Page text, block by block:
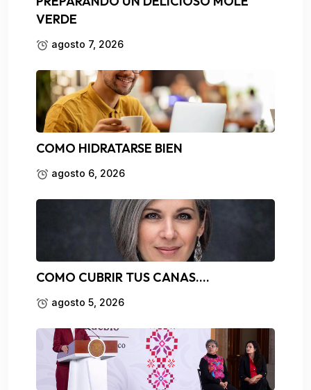
VERDE
agosto 7, 2026
COMO HIDRATARSE BIEN
agosto 6, 2026
COMO CUBRIR TUS CANAS….
agosto 5, 2026